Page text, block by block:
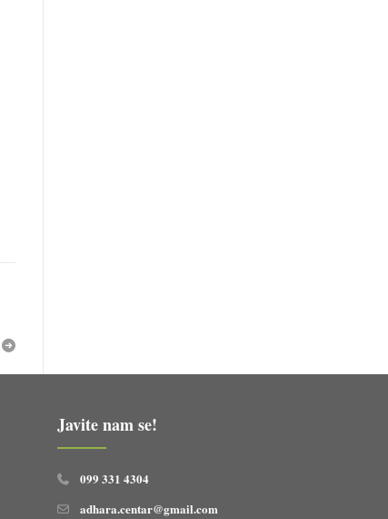
Javite nam se!
099 331 4304
adhara.centar@gmail.com